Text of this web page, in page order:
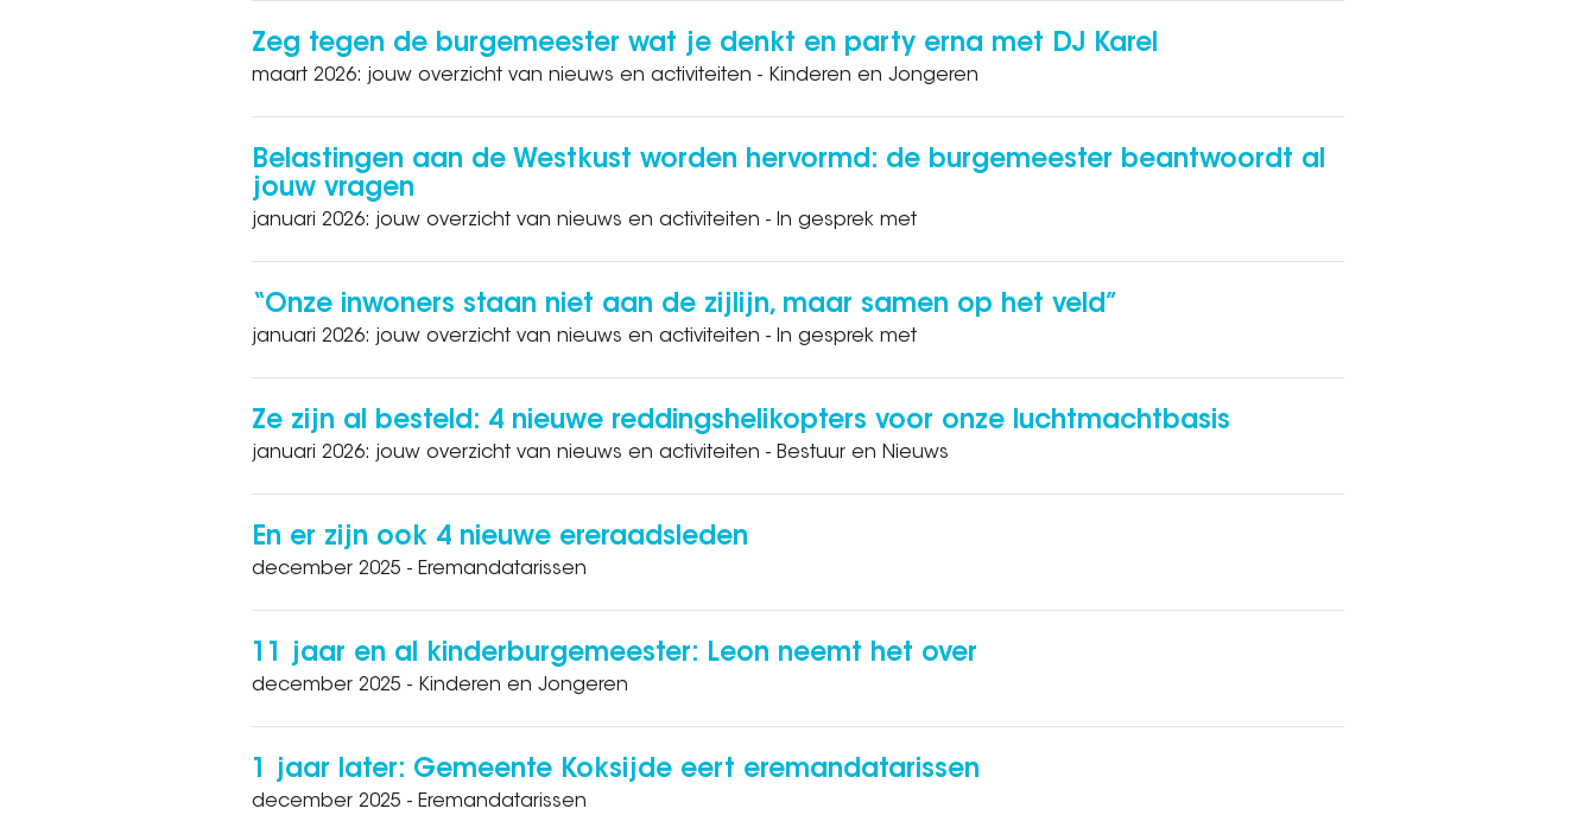
Zeg tegen de burgemeester wat je denkt en party erna met DJ Karel
maart 2026: jouw overzicht van nieuws en activiteiten - Kinderen en Jongeren
Belastingen aan de Westkust worden hervormd: de burgemeester beantwoordt al
jouw vragen
januari 2026: jouw overzicht van nieuws en activiteiten - In gesprek met
“Onze inwoners staan niet aan de zijlijn, maar samen op het veld”
januari 2026: jouw overzicht van nieuws en activiteiten - In gesprek met
Ze zijn al besteld: 4 nieuwe reddingshelikopters voor onze luchtmachtbasis
januari 2026: jouw overzicht van nieuws en activiteiten - Bestuur en Nieuws
En er zijn ook 4 nieuwe ereraadsleden
december 2025 - Eremandatarissen
11 jaar en al kinderburgemeester: Leon neemt het over
december 2025 - Kinderen en Jongeren
1 jaar later: Gemeente Koksijde eert eremandatarissen
december 2025 - Eremandatarissen